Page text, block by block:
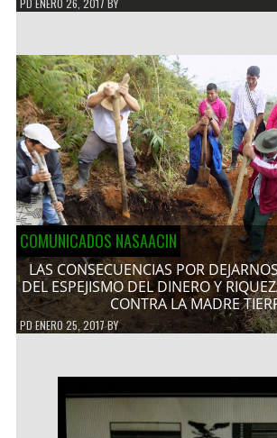
PD ENERO 26, 2017 BY
COMUNICADOS NASAACIN
LAS CONSECUENCIAS POR
DEL ESPEJISMO DEL DINERO Y
CONTRA LA MADRE
PDENERO 25, 2017BY